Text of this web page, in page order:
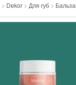
> Dekor > Для губ >